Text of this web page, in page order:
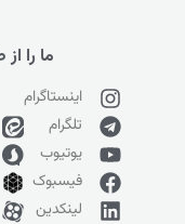
ما را
اینستاگرام
تلگرام
یوتیوب
فیسبوک
لینکدین